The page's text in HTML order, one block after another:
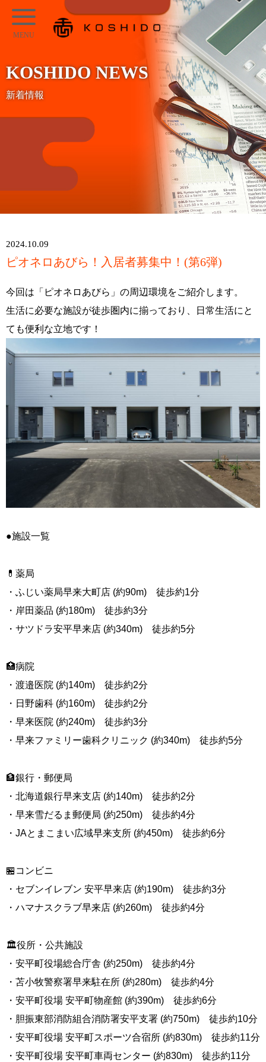
コ
ン
テ
ン
キ
ッ
KOSHIDO
メ
ュ
ー
KOSHIDO NEWS
新着情報
2024.10.09
ピオネロあびら！入居者募集中！(第6弾)
今回は「ピオネロあびら」の周辺環境をご紹介します。
生活に必要な施設が徒歩圏内に揃っており、日常生活にと
ても便利な立地です！
●施設一覧
💊薬局
・ふじい薬局早来大町店 (約90m) 徒歩約1分
・岸田薬品 (約180m) 徒歩約3分
・サツドラ安平早来店 (約340m) 徒歩約5分
🏥病院
・渡邉医院 (約140m) 徒歩約2分
・日野歯科 (約160m) 徒歩約2分
・早来医院 (約240m) 徒歩約3分
・早来ファミリー歯科クリニック (約340m) 徒歩約5分
🏦銀行・郵便局
・北海道銀行早来支店 (約140m) 徒歩約2分
・早来雪だるま郵便局 (約250m) 徒歩約4分
・JAとまこまい広域早来支所 (約450m) 徒歩約6分
🏪コンビニ
・セブンイレブン 安平早来店 (約190m) 徒歩約3分
・ハマナスクラブ早来店 (約260m) 徒歩約4分
🏛️役所・公共施設
・安平町役場総合庁舎 (約250m) 徒歩約4分
・苫小牧警察署早来駐在所 (約280m) 徒歩約4分
・安平町役場 安平町物産館 (約390m) 徒歩約6分
・胆振東部消防組合消防署安平支署 (約750m) 徒歩約10分
・安平町役場 安平町スポーツ合宿所 (約830m) 徒歩約11分
・安平町役場 安平町車両センター (約830m) 徒歩約11分